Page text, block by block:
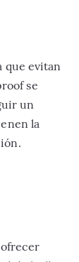
que evitan
se
un
la
ofrecer